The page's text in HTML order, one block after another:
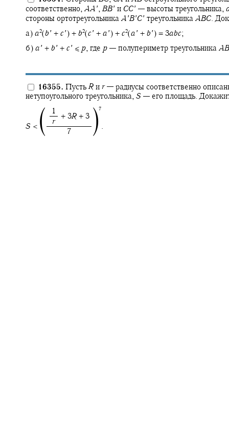
соответственно, AA′, BB′ и CC′ — высоты треугольника,
стороны ортотреугольника A′B′C′ треугольника ABC.
а) a2(b′ + c′) + b2(c′ + a′) + c2(a′ + b′) = 3abc;
б) a′ + b′ + c′ ≤ p, где p — полупериметр треугольника AB
16355. Пусть R и r— радиусы соответственно
нетупоугольного треугольника, S — его площадь.
S < ‍ ⎹
‍ 1
r
+ 3R + 3
‍ 7
⎺7
.